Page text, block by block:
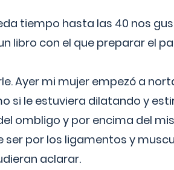
tiempo hasta las 40 nos
libro con el que preparar el
Ayer mi mujer empezó a
si le estuviera dilatando y
ombligo y por encima del
por los ligamentos y
aclarar.